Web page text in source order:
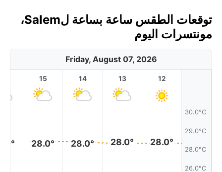
توقعات الطقس ساعة بساعة لSalem،
مونتسرات اليوم
Friday, August 07, 2026
30.0°C
29.0°C
28.0°C
26.0°C
12
28.0°
13
28.0°
14
28.0°
15
28.0°